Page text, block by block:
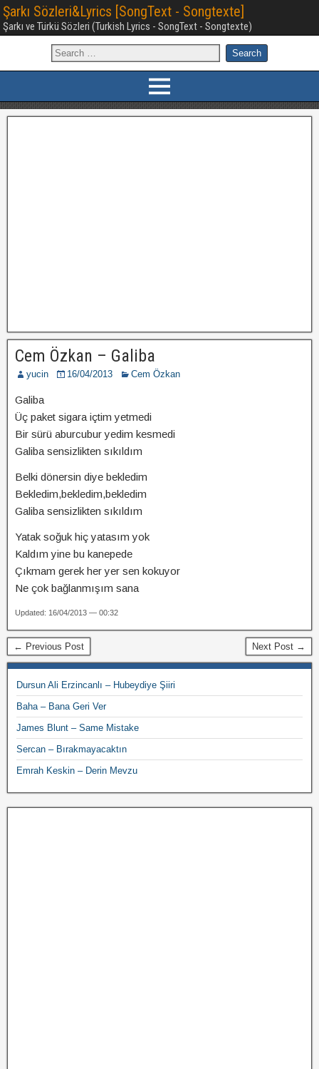
Şarkı Sözleri&Lyrics [SongText - Songtexte]
Şarkı ve Türkü Sözleri (Turkish Lyrics - SongText - Songtexte)
Cem Özkan – Galiba
yucin 16/04/2013 Cem Özkan
Galiba
Üç paket sigara içtim yetmedi
Bir sürü aburcubur yedim kesmedi
Galiba sensizlikten sıkıldım
Belki dönersin diye bekledim
Bekledim,bekledim,bekledim
Galiba sensizlikten sıkıldım
Yatak soğuk hiç yatasım yok
Kaldım yine bu kanepede
Çıkmam gerek her yer sen kokuyor
Ne çok bağlanmışım sana
Updated: 16/04/2013 — 00:32
← Previous Post Next Post →
Dursun Ali Erzincanlı – Hubeydiye Şiiri
Baha – Bana Geri Ver
James Blunt – Same Mistake
Sercan – Bırakmayacaktın
Emrah Keskin – Derin Mevzu